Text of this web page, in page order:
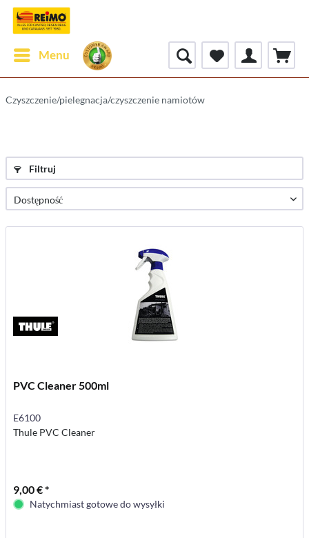
Menu
Czyszczenie/pielegnacja/czyszczenie namiotów
Filtruj
PVC Cleaner 500ml
E6100
Thule PVC Cleaner
9,00 € *
Natychmiast gotowe do wysyłki